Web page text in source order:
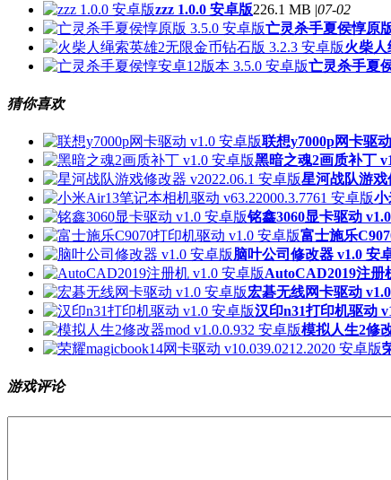
zzz 1.0.0 安卓版226.1 MB |07-02
亡灵杀手夏侯惇原
火柴人
亡灵杀手夏
猜你喜欢
联想y7000p网卡驱
黑暗之魂2画质补丁
星河战队游戏
小
铭鑫3060显卡驱动
富士施乐
脑叶公司修改器 v1.0 安
AutoCAD2019注册
宏碁无线网卡驱动
汉印n31打印机驱动
模拟人生2修
游戏评论